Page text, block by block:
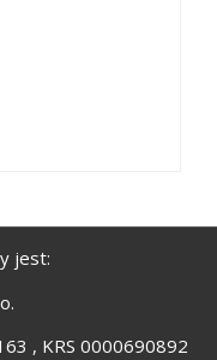
jest:
, KRS 0000690892